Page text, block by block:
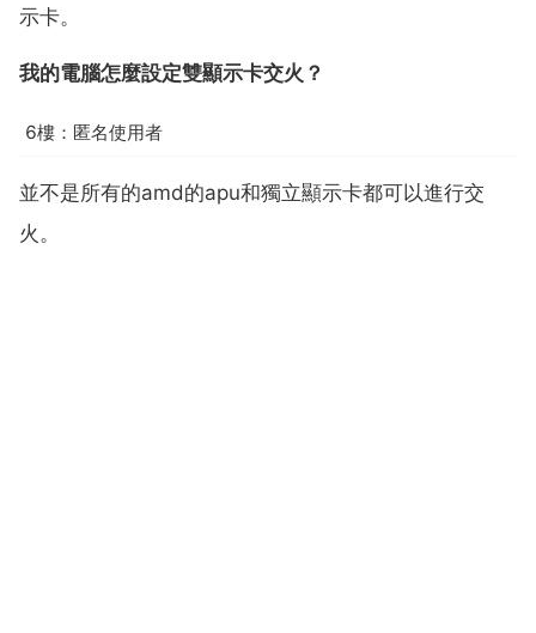
示卡。
我的電腦怎麼設定雙顯示卡交火？
6樓：匿名使用者
並不是所有的amd的apu和獨立顯示卡都可以進行交
火。